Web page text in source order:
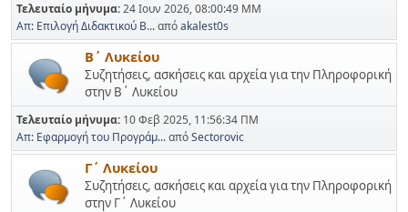
Τελευταίο μήνυμα:24 Ιουν 2026, 08:00:49 ΜΜ
Απ: Επιλογή Διδακτικού Β...απόakalest0s
Β΄ Λυκείου
Συζητήσεις, ασκήσεις και αρχεία για την Πληροφορική
στην Β΄ Λυκείου
Τελευταίο μήνυμα: 10 Φεβ 2025, 11:56:34 ΠΜ
Απ: Εφαρμογή του Προγράμ...απόSectorovic
Γ΄ Λυκείου
Συζητήσεις, ασκήσεις και αρχεία για την Πληροφορική
στην Γ΄ Λυκείου